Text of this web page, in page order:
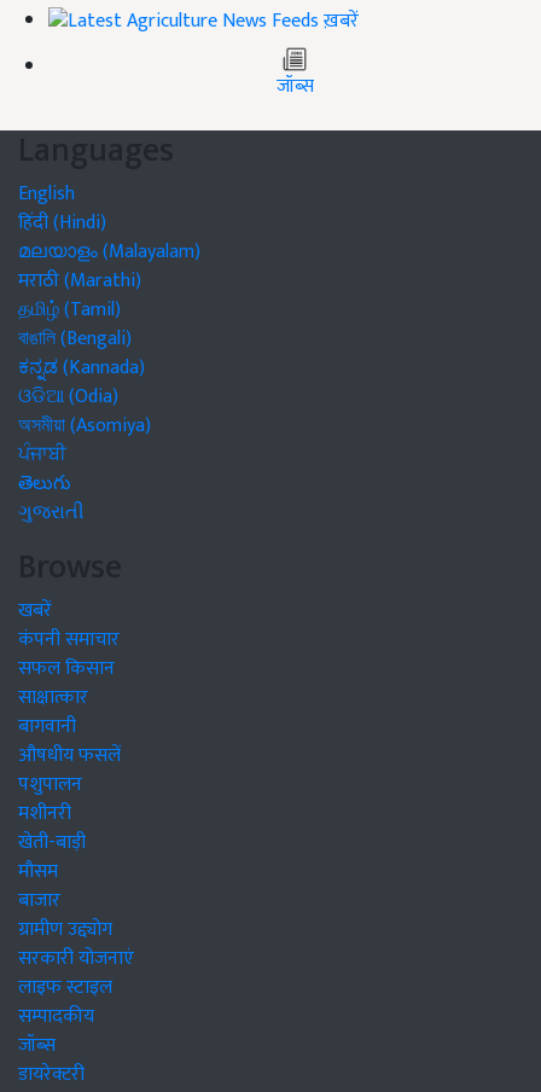
ख़बरें
जॉब्स
Languages
English
हिंदी (Hindi)
മലയാളം (Malayalam)
मराठी (Marathi)
தமிழ் (Tamil)
বাঙালি (Bengali)
ಕನ್ನಡ (Kannada)
ଓଡିଆ (Odia)
অসমীয়া (Asomiya)
ਪੰਜਾਬੀ
తెలుగు
ગુજરાતી
Browse
खबरें
कंपनी समाचार
सफल किसान
साक्षात्कार
बागवानी
औषधीय फसलें
पशुपालन
मशीनरी
खेती-बाड़ी
मौसम
बाजार
ग्रामीण उद्द्योग
सरकारी योजनाएं
लाइफ स्टाइल
सम्पादकीय
जॉब्स
डायरेक्टरी